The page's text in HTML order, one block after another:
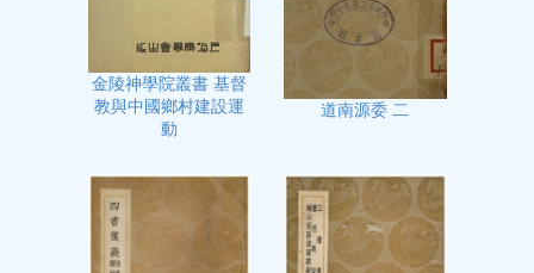
金陵神學院叢書 基督
教與中國鄉村建設運
動
道南源委 二